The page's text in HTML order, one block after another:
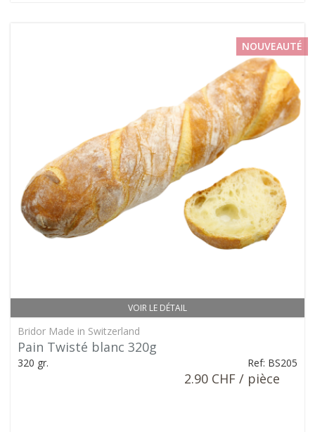
VOIR LE DÉTAIL
NOUVEAUTÉ
Bridor Made in Switzerland
Pain Twisté blanc 320g
320 gr. Ref: BS205
2.90 CHF / pièce